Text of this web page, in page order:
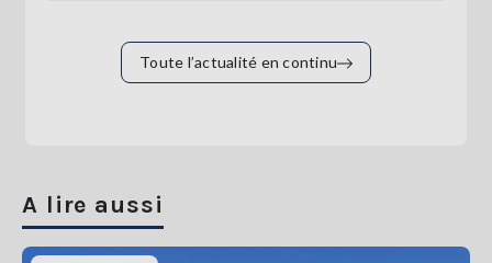
Toute l’actualité en continu
A lire aussi